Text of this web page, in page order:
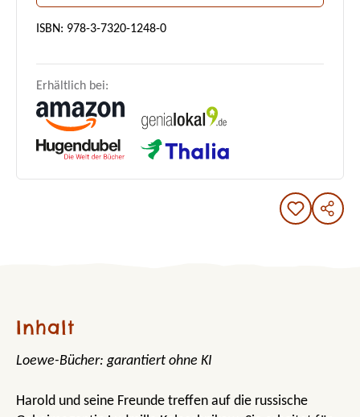
ISBN: 978-3-7320-1248-0
Erhältlich bei:
Inhalt
Loewe-Bücher: garantiert ohne KI
Harold und seine Freunde treffen auf die russische